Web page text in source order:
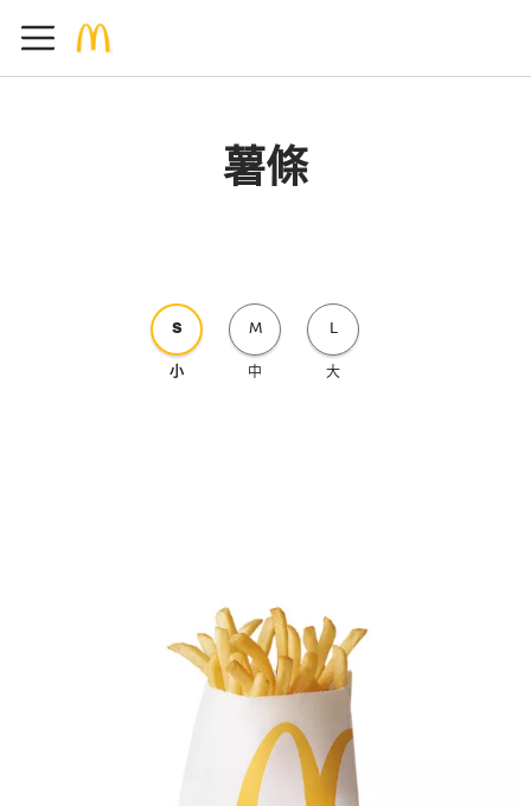
薯條
S
小
M
中
L
大